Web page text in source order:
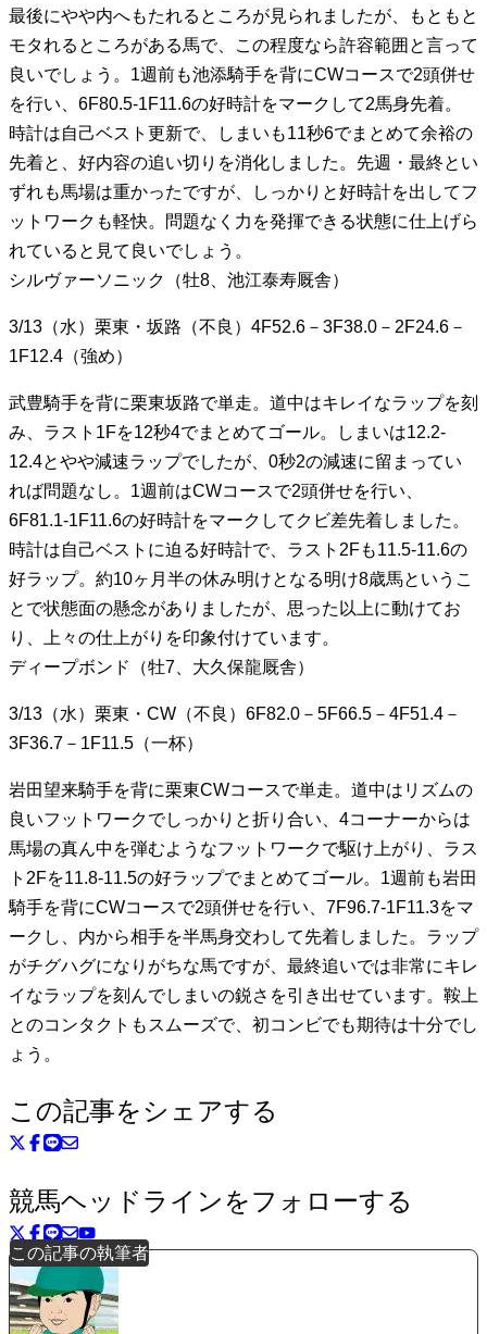
最後にやや内へもたれるところが見られましたが、もともと
モタれるところがある馬で、この程度なら許容範囲と言って
良いでしょう。1週前も池添騎手を背にCWコースで2頭併せ
を行い、6F80.5-1F11.6の好時計をマークして2馬身先着。
時計は自己ベスト更新で、しまいも11秒6でまとめて余裕の
先着と、好内容の追い切りを消化しました。先週・最終とい
ずれも馬場は重かったですが、しっかりと好時計を出してフ
ットワークも軽快。問題なく力を発揮できる状態に仕上げら
れていると見て良いでしょう。
シルヴァーソニック（牡8、池江泰寿厩舎）
3/13（水）栗東・坂路（不良）4F52.6－3F38.0－2F24.6－
1F12.4（強め）
武豊騎手を背に栗東坂路で単走。道中はキレイなラップを刻
み、ラスト1Fを12秒4でまとめてゴール。しまいは12.2-
12.4とやや減速ラップでしたが、0秒2の減速に留まってい
れば問題なし。1週前はCWコースで2頭併せを行い、
6F81.1-1F11.6の好時計をマークしてクビ差先着しました。
時計は自己ベストに迫る好時計で、ラスト2Fも11.5-11.6の
好ラップ。約10ヶ月半の休み明けとなる明け8歳馬というこ
とで状態面の懸念がありましたが、思った以上に動けてお
り、上々の仕上がりを印象付けています。
ディープボンド（牡7、大久保龍厩舎）
3/13（水）栗東・CW（不良）6F82.0－5F66.5－4F51.4－
3F36.7－1F11.5（一杯）
岩田望来騎手を背に栗東CWコースで単走。道中はリズムの
良いフットワークでしっかりと折り合い、4コーナーからは
馬場の真ん中を弾むようなフットワークで駆け上がり、ラス
ト2Fを11.8-11.5の好ラップでまとめてゴール。1週前も岩田
騎手を背にCWコースで2頭併せを行い、7F96.7-1F11.3をマ
ークし、内から相手を半馬身交わして先着しました。ラップ
がチグハグになりがちな馬ですが、最終追いでは非常にキレ
イなラップを刻んでしまいの鋭さを引き出せています。鞍上
とのコンタクトもスムーズで、初コンビでも期待は十分でし
ょう。
この記事をシェアする
競馬ヘッドラインをフォローする
この記事の執筆者